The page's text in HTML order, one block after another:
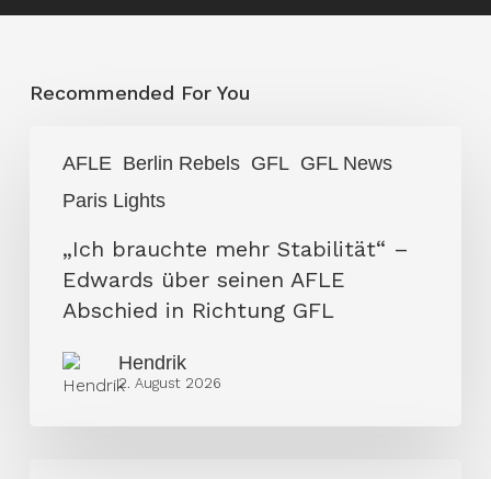
Recommended For You
AFLE Berlin Rebels GFL GFL News
Paris Lights
brauchte
mehr
Stabilität“
Edwards
seinen
AFLE
Abschied
„Ich brauchte mehr Stabilität“ –
Edwards über seinen AFLE
Abschied in Richtung GFL
Hendrik
2. August 2026